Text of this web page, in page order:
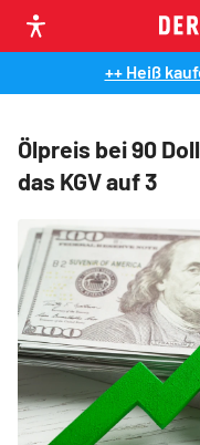
++ Heiß
Ölpreis bei 90
das KGV auf 3